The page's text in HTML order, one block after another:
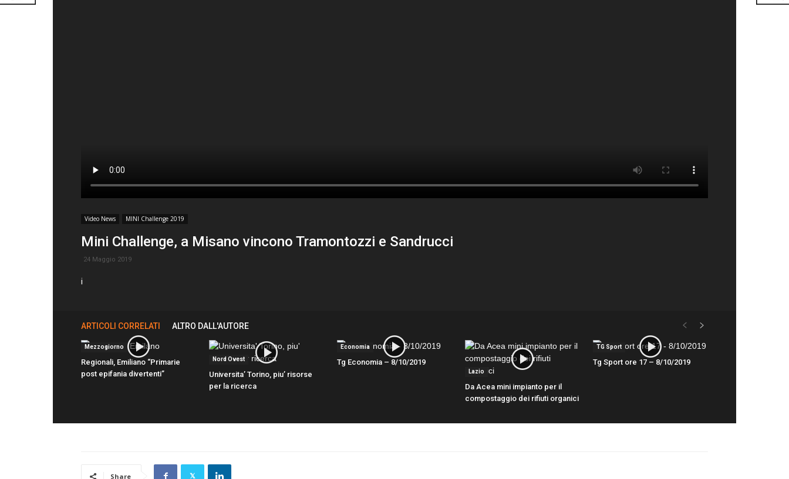
Video News MINI Challenge 2019
Mini Challenge, a Misano vincono Tramontozzi e Sandrucci
24 Maggio 2019
i
ARTICOLI CORRELATI ALTRO DALL'AUTORE
Mezzogiorno
Regionali, Emiliano “Primarie
post epifania divertenti”
Nord Ovest
Universita’ Torino, piu’ risorse
per la ricerca
Economia
Tg Economia – 8/10/2019
Lazio
Da Acea mini impianto per il
compostaggio dei rifiuti organici
TG Sport
Tg Sport ore 17 – 8/10/2019
Share